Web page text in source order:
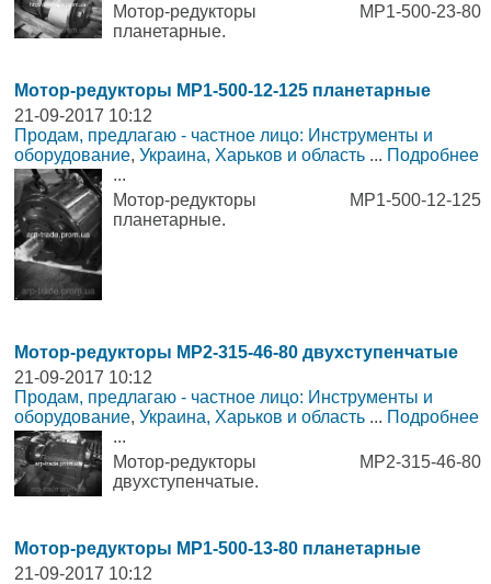
Мотор-редукторы МР1-500-23-80
планетарные.
Мотор-редукторы МР1-500-12-125 планетарные
21-09-2017 10:12
Продам, предлагаю - частное лицо: Инструменты и
оборудование, Украина, Харьков и область ... Подробнее
...
Мотор-редукторы МР1-500-12-125
планетарные.
Мотор-редукторы МР2-315-46-80 двухступенчатые
21-09-2017 10:12
Продам, предлагаю - частное лицо: Инструменты и
оборудование, Украина, Харьков и область ... Подробнее
...
Мотор-редукторы МР2-315-46-80
двухступенчатые.
Мотор-редукторы МР1-500-13-80 планетарные
21-09-2017 10:12